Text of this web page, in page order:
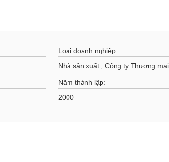
Loại doanh nghiệp:
Nhà sản xuất , Công ty Thương mại
Năm thành lập:
2000